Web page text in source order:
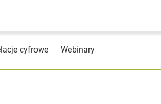
cyfrowe Webinary